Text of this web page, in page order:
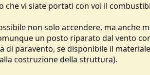
che vi siate portati con voi il
non solo accendere, ma anche
un posto riparato dal vento
paravento, se disponibile il
costruzione della struttura).